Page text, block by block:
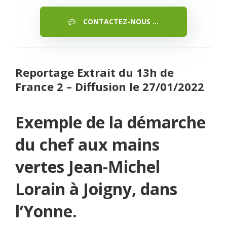
CONTACTEZ-NOUS ...
Reportage Extrait du 13h de
France 2 – Diffusion le 27/01/2022
Exemple de la démarche
du chef aux mains
vertes Jean-Michel
Lorain à Joigny, dans
l’Yonne.